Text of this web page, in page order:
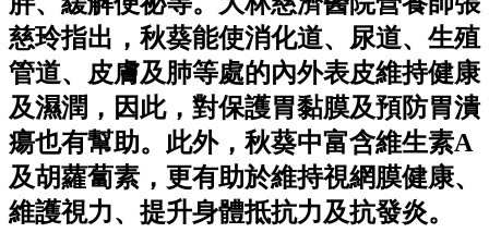
慈玲指出，秋葵能使消化道、尿道、生殖
管道、皮膚及肺等處的內外表皮維持健康
及濕潤，因此，對保護胃黏膜及預防胃潰
瘍也有幫助。此外，秋葵中富含維生素A
及胡蘿蔔素，更有助於維持視網膜健康、
維護視力、提升身體抵抗力及抗發炎。